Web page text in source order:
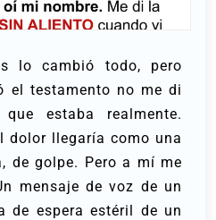
lo cambió todo, pero
el testamento no me di
estaba realmente.
dolor llegaría como una
de golpe. Pero a mí me
mensaje de voz de un
de espera estéril de un